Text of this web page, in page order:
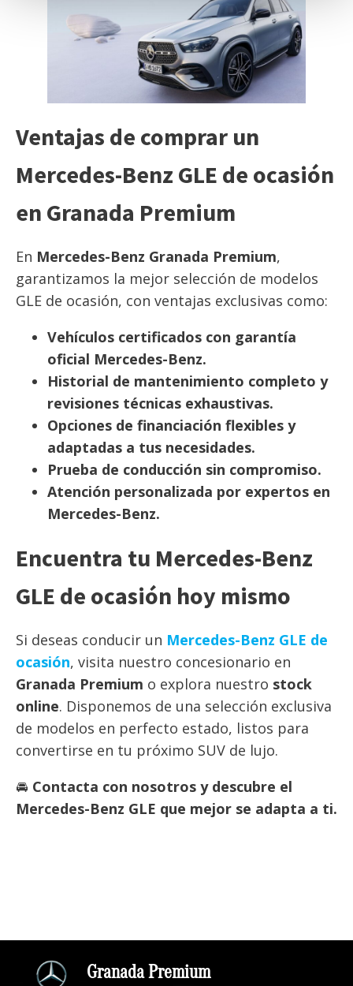
Ventajas de comprar un
Mercedes-Benz GLE de ocasión
en Granada Premium
En Mercedes-Benz Granada Premium,
garantizamos la mejor selección de modelos
GLE de ocasión, con ventajas exclusivas como:
Vehículos certificados con garantía
oficial Mercedes-Benz.
Historial de mantenimiento completo y
revisiones técnicas exhaustivas.
Opciones de financiación flexibles y
adaptadas a tus necesidades.
Prueba de conducción sin compromiso.
Atención personalizada por expertos en
Mercedes-Benz.
Encuentra tu Mercedes-Benz
GLE de ocasión hoy mismo
Si deseas conducir un Mercedes-Benz GLE de
ocasión, visita nuestro concesionario en
Granada Premium o explora nuestro stock
online. Disponemos de una selección exclusiva
de modelos en perfecto estado, listos para
convertirse en tu próximo SUV de lujo.
🚘 Contacta con nosotros y descubre el
Mercedes-Benz GLE que mejor se adapta a ti.
Granada Premium